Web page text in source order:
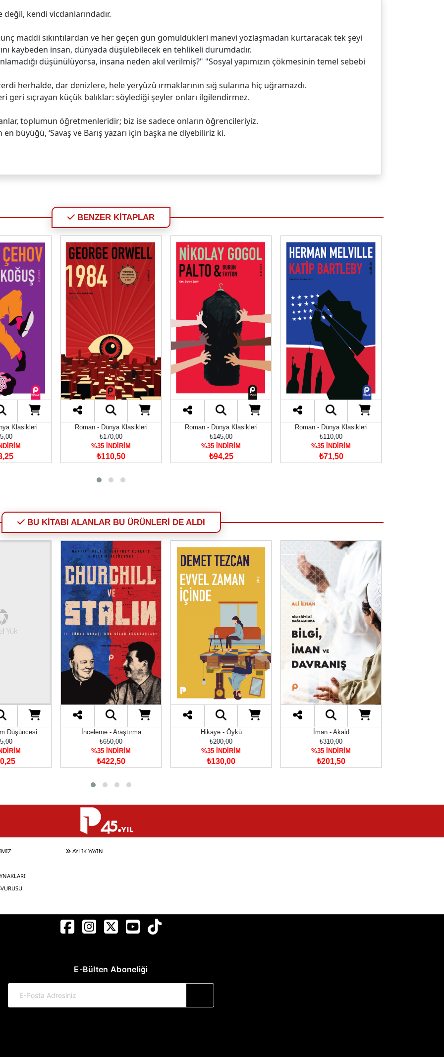
kendi vicdanlarındadır.
maddi sıkıntılardan ve her geçen gün gömüldükleri manevi yozlaşmadan kurtaracak tek şeyi
kaybeden insan, dünyada düşülebilecek en tehlikeli durumdadır.
düşünülüyorsa, insana neden akıl verilmiş?" "Sosyal yapımızın çökmesinin temel sebebi
herhalde, dar denizlere, hele yeryüzü ırmaklarının sığ sularına hiç uğramazdı.
geri sıçrayan küçük balıklar: söylediği şeyler onları ilgilendirmez.
toplumun öğretmenleridir; biz ise sadece onların öğrencileriyiz.
büyüğü, ‘Savaş ve Barış yazarı için başka ne diyebiliriz ki.
BENZER KİTAPLAR
Klasikleri
Roman - Dünya Klasikleri
₺170,00
%35 İNDİRİM
₺110,50
Roman - Dünya Klasikleri
₺145,00
%35 İNDİRİM
₺94,25
Roman - Dünya Klasikleri
₺110,00
%35 İNDİRİM
₺71,50
BU KİTABI ALANLAR BU ÜRÜNLERİ DE ALDI
Düşüncesi
İnceleme - Araştırma
₺650,00
%35 İNDİRİM
₺422,50
Hikaye - Öykü
₺200,00
%35 İNDİRİM
₺130,00
İman - Akaid
₺310,00
%35 İNDİRİM
₺201,50
AYLIK YAYIN
E-Bülten Aboneliği